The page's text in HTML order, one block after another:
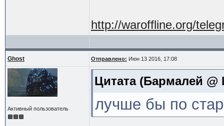
http://waroffline.org/
Ghost Отправлено: Июн 13 2016, 17:08
Активный пользователь
Цитата(Бармалей @
лучше бы по